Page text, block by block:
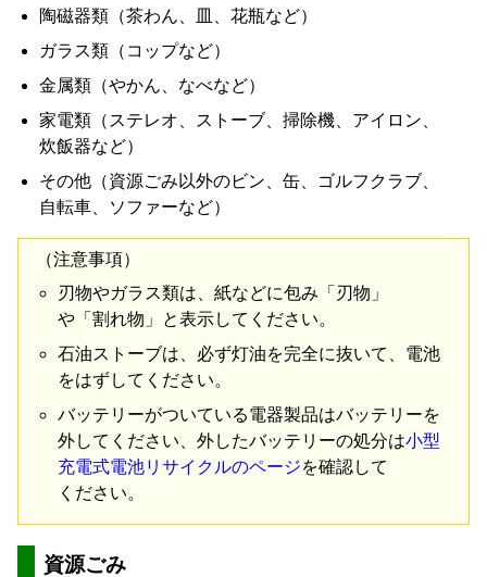
陶磁器類 （茶わん 皿 花瓶など）
ガラス類 （ コップなど）
金属類 （やかん なべなど）
家電類 （ ステレオ ストーブ 掃除機 アイロン
炊飯器など）
その他 （資源ごみ 以外のビン 缶 ゴルフ クラブ
自転車
ソファーなど）
（注意事項）
刃物やガラス類は 紙などに包み 「 刃物 」
や 「 割れ物 」 と表示して ください。
石油ストーブは 必ず灯油を完全に抜いて
電池
をはずして ください。
バッテリーがついている電器製品はバッテリーを
外して ください 外したバッテリーの処分は小型
充電式電池リサイクルのページを確認して
ください。
資源ごみ